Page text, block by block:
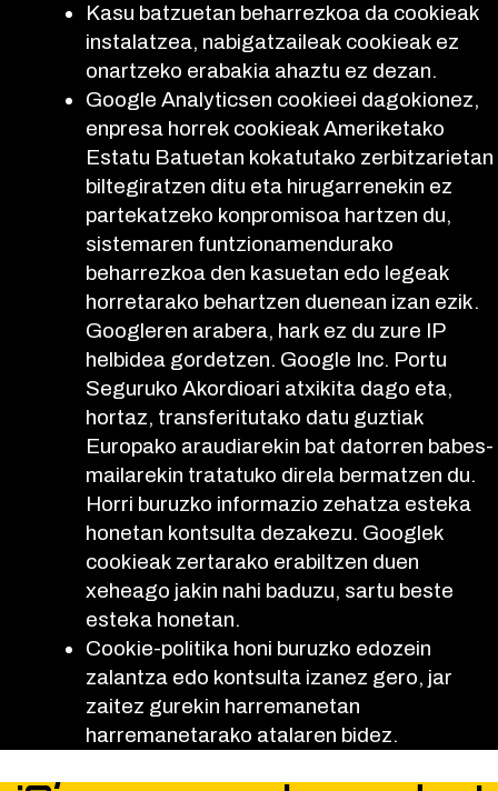
Kasu batzuetan beharrezkoa da cookieak
instalatzea, nabigatzaileak cookieak ez
onartzeko erabakia ahaztu ez dezan.
Google Analyticsen cookieei dagokionez,
enpresa horrek cookieak Ameriketako
Estatu Batuetan kokatutako zerbitzarietan
biltegiratzen ditu eta hirugarrenekin ez
partekatzeko konpromisoa hartzen du,
sistemaren funtzionamendurako
beharrezkoa den kasuetan edo legeak
horretarako behartzen duenean izan ezik.
Googleren arabera, hark ez du zure IP
helbidea gordetzen. Google Inc. Portu
Seguruko Akordioari atxikita dago eta,
hortaz, transferitutako datu guztiak
Europako araudiarekin bat datorren babes-
mailarekin tratatuko direla bermatzen du.
Horri buruzko informazio zehatza esteka
honetan kontsulta dezakezu. Googlek
cookieak zertarako erabiltzen duen
xeheago jakin nahi baduzu, sartu beste
esteka honetan.
Cookie-politika honi buruzko edozein
zalantza edo kontsulta izanez gero, jar
zaitez gurekin harremanetan
harremanetarako atalaren bidez.